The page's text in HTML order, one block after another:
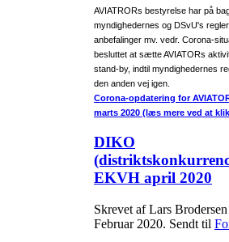
AVIATRORs bestyrelse har på
myndighedernes og DSvU's regler,
anbefalinger mv. vedr. Corona-
besluttet at sætte AVIATORs
stand-by, indtil myndighedernes
den anden vej igen.
Corona-opdatering for
marts 2020 (læs mere ved at
DIKO
EKVH april 2020
Skrevet af Lars
Februar 2020. Sendt til